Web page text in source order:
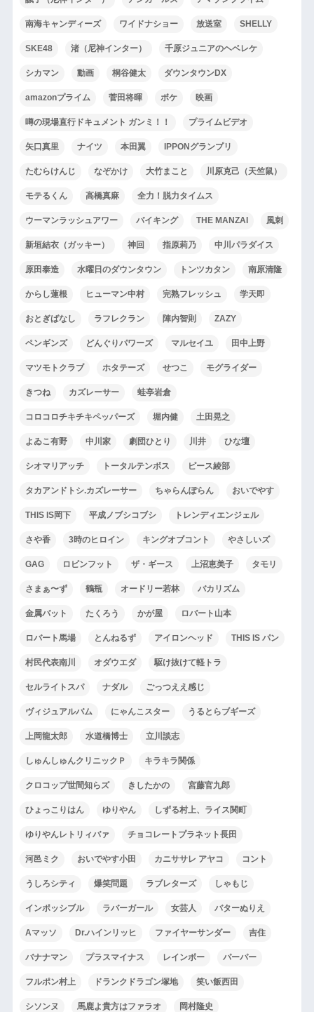
南海キャンディーズ ワイドナショー 放送室 SHELLY
SKE48 渚（尼神インター） 千原ジュニアのヘベレケ
シカマン 動画 桐谷健太 ダウンタウンDX
amazonプライム 菅田将暉 ボケ 映画
噂の現場直行ドキュメント ガンミ！！ プライムビデオ
矢口真里 ナイツ 本田翼 IPPONグランプリ
たむらけんじ なぞかけ 大竹まこと 川原克己（天竺鼠）
モテるくん 高橋真麻 全力！脱力タイムス
ウーマンラッシュアワー バイキング THE MANZAI 風刺
新垣結衣（ガッキー） 神回 指原莉乃 中川パラダイス
原田泰造 水曜日のダウンタウン トンツカタン 南原清隆
からし蓮根 ヒューマン中村 完熟フレッシュ 学天即
おとぎばなし ラフレクラン 陣内智則 ZAZY
ペンギンズ どんぐりパワーズ マルセイユ 田中上野
マツモトクラブ ホタテーズ せつこ モグライダー
きつね カズレーサー 蛙亭岩倉
コロコロチキチキペッパーズ 堀内健 土田晃之
よゐこ有野 中川家 劇団ひとり 川井 ひな壇
シオマリアッチ トータルテンボス ピース綾部
タカアンドトシ.カズレーサー ちゃらんぽらん おいでやす
THIS IS岡下 平成ノブシコブシ トレンディエンジェル
さや香 3時のヒロイン キングオブコント やさしいズ
GAG ロビンフット ザ・ギース 上沼恵美子 タモリ
さまぁ〜ず 鶴瓶 オードリー若林 バカリズム
金属バット たくろう かが屋 ロバート山本
ロバート馬場 とんねるず アイロンヘッド THIS IS パン
村民代表南川 オダウエダ 駆け抜けて軽トラ
セルライトスパ ナダル ごっつええ感じ
ヴィジュアルバム にゃんこスター うるとらブギーズ
上岡龍太郎 水道橋博士 立川談志
しゅんしゅんクリニックＰ キラキラ関係
クロコップ世間知らズ きしたかの 宮藤官九郎
ひょっこりはん ゆりやん しずる村上、ライス関町
ゆりやんレトリィバァ チョコレートプラネット長田
河邑ミク おいでやす小田 カニササレ アヤコ コント
うしろシティ 爆笑問題 ラブレターズ しゃもじ
インポッシブル ラバーガール 女芸人 バターぬりえ
Aマッソ Dr.ハインリッヒ ファイヤーサンダー 吉住
バナナマン プラスマイナス レインボー パーパー
フルポン村上 ドランクドラゴン塚地 笑い飯西田
シソンヌ 馬鹿よ貴方はファラオ 岡村隆史